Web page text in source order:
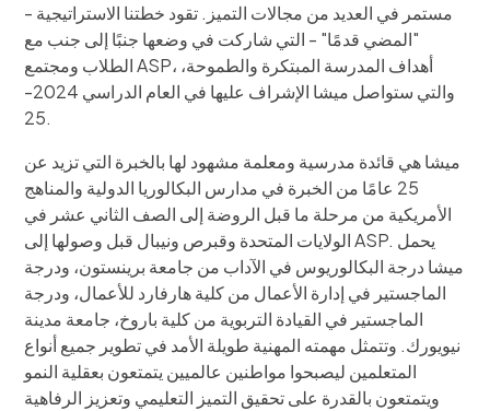
مستمر في العديد من مجالات التميز. تقود خطتنا الاستراتيجية -
"المضي قدمًا" - التي شاركت في وضعها جنبًا إلى جنب مع
الطلاب ومجتمع ASP، أهداف المدرسة المبتكرة والطموحة،
والتي ستواصل ميشا الإشراف عليها في العام الدراسي 2024-
25.
ميشا هي قائدة مدرسية ومعلمة مشهود لها بالخبرة التي تزيد عن
25 عامًا من الخبرة في مدارس البكالوريا الدولية والمناهج
الأمريكية من مرحلة ما قبل الروضة إلى الصف الثاني عشر في
الولايات المتحدة وقبرص ونيبال قبل وصولها إلى ASP. يحمل
ميشا درجة البكالوريوس في الآداب من جامعة برينستون، ودرجة
الماجستير في إدارة الأعمال من كلية هارفارد للأعمال، ودرجة
الماجستير في القيادة التربوية من كلية باروخ، جامعة مدينة
نيويورك. وتتمثل مهمته المهنية طويلة الأمد في تطوير جميع أنواع
المتعلمين ليصبحوا مواطنين عالميين يتمتعون بعقلية النمو
ويتمتعون بالقدرة على تحقيق التميز التعليمي وتعزيز الرفاهية